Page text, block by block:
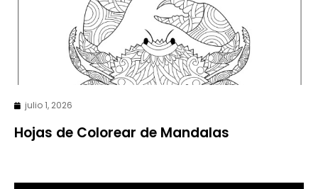
julio 1, 2026
Hojas de Colorear de Mandalas